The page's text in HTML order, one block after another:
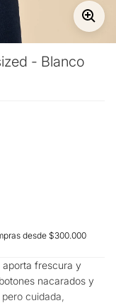
- Blanco
desde $300.000
aporta frescura y
nacarados y
cuidada,